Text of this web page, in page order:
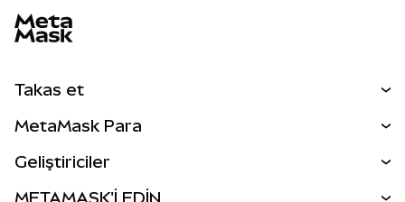
Takas et
Perps
MetaMask Para
Geliştiriciler
METAMASK'İ EDİN